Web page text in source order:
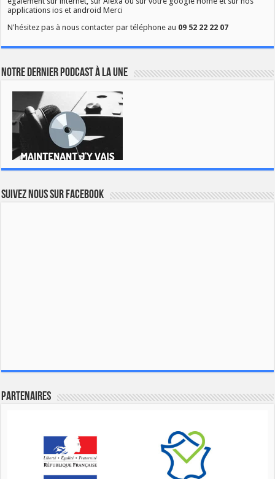
applications ios et android Merci
N'hésitez pas à nous contacter par téléphone au 09 52 22 22 07
Notre dernier podcast à la une
Suivez nous sur Facebook
Partenaires